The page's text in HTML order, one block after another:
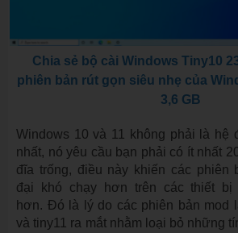
Chia sẻ bộ cài Windows Tiny10
phiên bản rút gọn siêu nhẹ của
3,6 GB
Windows 10 và 11 không phải là hệ
nhất, nó yêu cầu bạn phải có ít nhất
đĩa trống, điều này khiến các phiên
đại khó chạy hơn trên các thiết bị
hơn. Đó là lý do các phiên bản mod
và tiny11 ra mắt nhằm loại bỏ những